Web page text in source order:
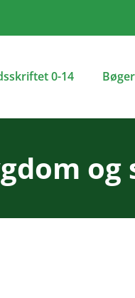
0-14 Bøger